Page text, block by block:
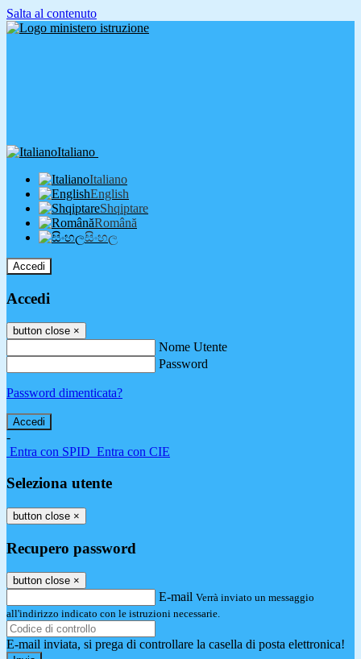
Salta al contenuto
Italiano
Italiano
English
Shqiptare
Română
සිංහල
Accedi
Accedi
button close ×
Nome Utente
Password
Password dimenticata?
-
Entra con SPID Entra con CIE
Seleziona utente
button close ×
Recupero password
button close ×
E-mail Verrà inviato un messaggio
all'indirizzo indicato con le istruzioni necessarie.
E-mail inviata, si prega di controllare la casella di posta elettronica!